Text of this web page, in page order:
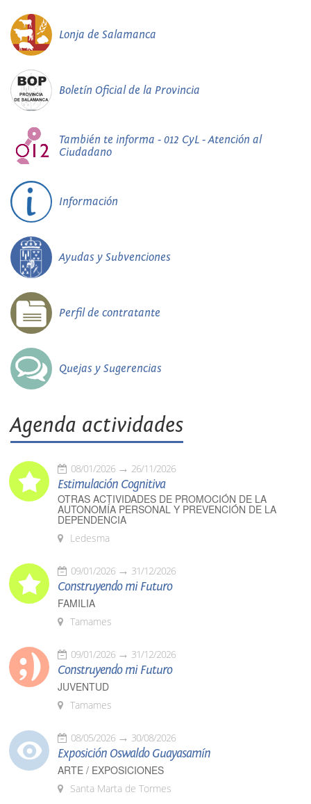
Lonja de Salamanca
Boletín Oficial de la Provincia
También te informa - 012 CyL - Atención al
Ciudadano
Información
Ayudas y Subvenciones
Perfil de contratante
Quejas y Sugerencias
Agenda actividades
08/01/2026 26/11/2026
Estimulación Cognitiva
OTRAS ACTIVIDADES DE PROMOCIÓN DE LA
AUTONOMÍA PERSONAL Y PREVENCIÓN DE LA
DEPENDENCIA
Ledesma
09/01/2026 31/12/2026
Construyendo mi Futuro
FAMILIA
Tamames
09/01/2026 31/12/2026
Construyendo mi Futuro
JUVENTUD
Tamames
08/05/2026 30/08/2026
Exposición Oswaldo Guayasamín
ARTE / EXPOSICIONES
Santa Marta de Tormes